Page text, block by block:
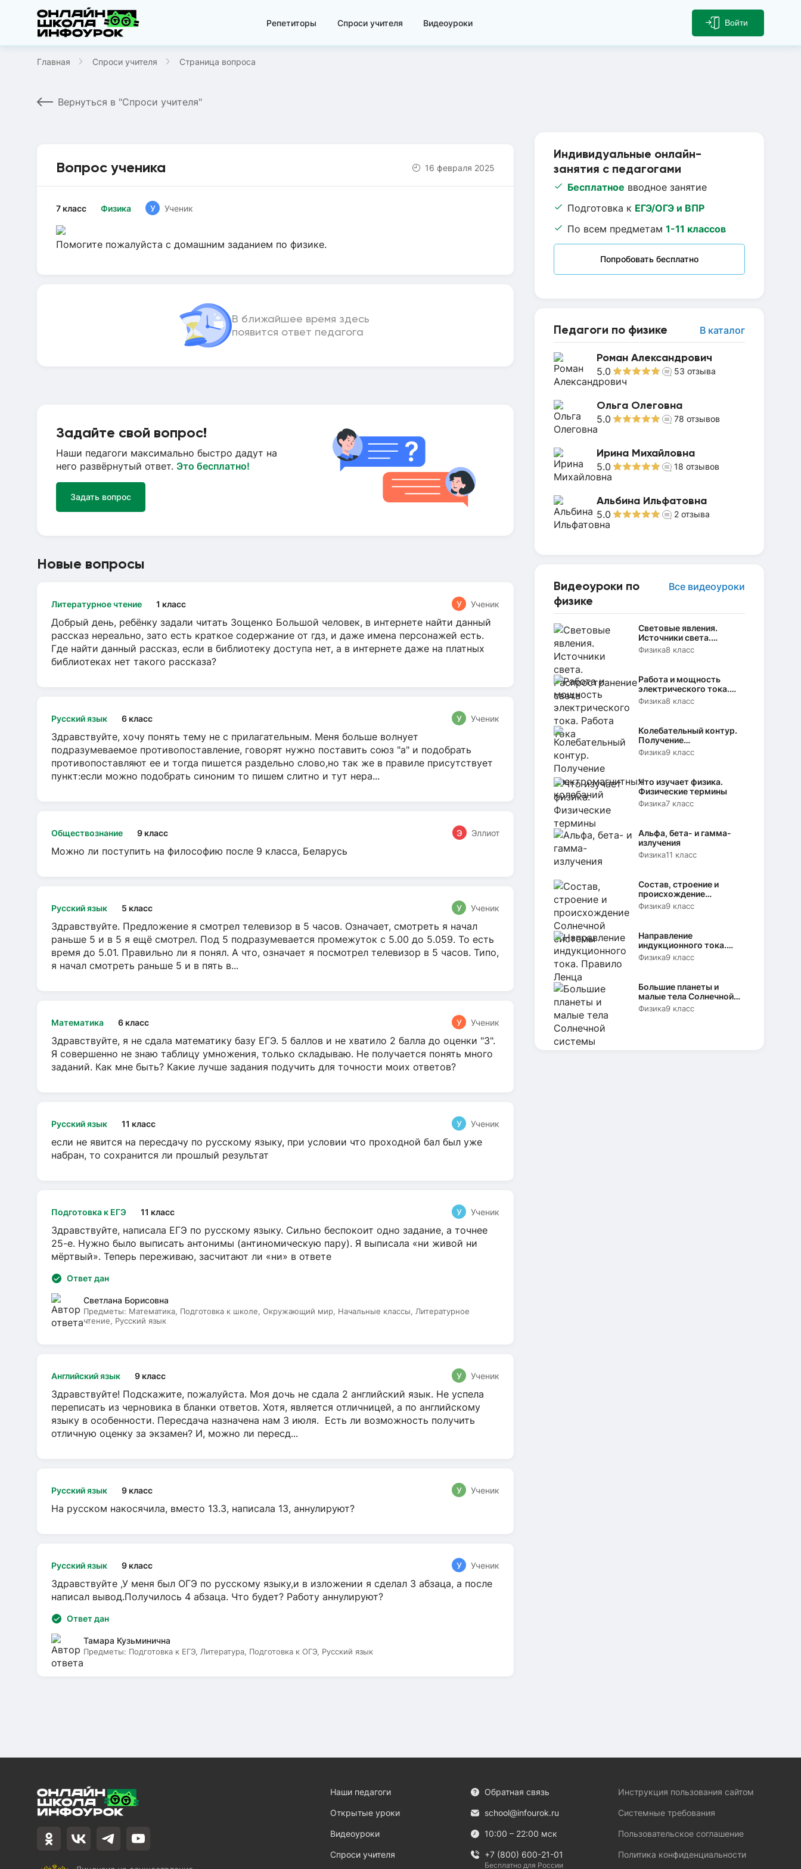
Репетиторы Спроси учителя Видеоуроки Войти
Главная Спроси учителя Страница вопроса
Вернуться в "Спроси учителя"
Индивидуальные онлайн-
занятия с педагогами
Бесплатное вводное занятие
Подготовка к ЕГЭ/ОГЭ и ВПР
По всем предметам 1-11 классов
Попробовать бесплатно
Педагоги по физике В каталог
Роман Александрович
5.0 53 отзыва
Ольга Олеговна
5.0 78 отзывов
Ирина Михайловна
5.0 18 отзывов
Альбина Ильфатовна
5.0 2 отзыва
Видеоуроки по
физике
Все видеоуроки
Световые явления.
Источники света.
Распространение света
Физика8 класс
Работа и мощность
электрического тока.
Работа тока
Физика8 класс
Колебательный контур.
Получение
электромагнитных
колебаний
Физика9 класс
Что изучает физика.
Физические термины
Физика7 класс
Альфа, бета- и гамма-
излучения
Физика11 класс
Состав, строение и
происхождение
Солнечной системы
Физика9 класс
Направление
индукционного тока.
Правило Ленца
Физика9 класс
Большие планеты и
малые тела Солнечной
системы
Физика9 класс
Вопрос ученика 16 февраля 2025
Физика
7 класс У Ученик
Помогите пожалуйста с домашним заданием по физике.
В ближайшее время здесь
появится ответ педагога
Задайте свой вопрос!
Наши педагоги максимально быстро дадут на
него развёрнутый ответ. Это бесплатно!
Задать вопрос
Новые вопросы
Литературное чтение 1 класс У Ученик
Добрый день, ребёнку задали читать Зощенко Большой человек, в интернете найти данный
рассказ нереально, зато есть краткое содержание от гдз, и даже имена персонажей есть.
Где найти данный рассказ, если в библиотеку доступа нет, а в интернете даже на платных
библиотеках нет такого рассказа?
Русский язык 6 класс У Ученик
Здравствуйте, хочу понять тему не с прилагательным. Меня больше волнует
подразумеваемое противопоставление, говорят нужно поставить союз "а" и подобрать
противопоставляют ее и тогда пишется раздельно слово,но так же в правиле присутствует
пункт:если можно подобрать синоним то пишем слитно и тут нера...
Обществознание 9 класс Э Эллиот
Можно ли поступить на философию после 9 класса, Беларусь
Русский язык 5 класс У Ученик
Здравствуйте. Предложение я смотрел телевизор в 5 часов. Означает, смотреть я начал
раньше 5 и в 5 я ещё смотрел. Под 5 подразумевается промежуток с 5.00 до 5.059. То есть
время до 5.01. Правильно ли я понял. А что, означает я посмотрел телевизор в 5 часов. Типо,
я начал смотреть раньше 5 и в пять в...
Математика 6 класс У Ученик
Здравствуйте, я не сдала математику базу ЕГЭ. 5 баллов и не хватило 2 балла до оценки "3".
Я совершенно не знаю таблицу умножения, только складываю. Не получается понять много
заданий. Как мне быть? Какие лучше задания подучить для точности моих ответов?
Русский язык 11 класс У Ученик
если не явится на пересдачу по русскому языку, при условии что проходной бал был уже
набран, то сохранится ли прошлый результат
Подготовка к ЕГЭ 11 класс У Ученик
Здравствуйте, написала ЕГЭ по русскому языку. Сильно беспокоит одно задание, а точнее
25-е. Нужно было выписать антонимы (антиномическую пару). Я выписала «ни живой ни
мёртвый». Теперь переживаю, засчитают ли «ни» в ответе
Ответ дан
Светлана Борисовна
Предметы: Математика, Подготовка к школе, Окружающий мир, Начальные классы, Литературное
чтение, Русский язык
Английский язык 9 класс У Ученик
Здравствуйте! Подскажите, пожалуйста. Моя дочь не сдала 2 английский язык. Не успела
переписать из черновика в бланки ответов. Хотя, является отличницей, а по английскому
языку в особенности. Пересдача назначена нам 3 июля. Есть ли возможность получить
отличную оценку за экзамен? И, можно ли пересд...
Русский язык 9 класс У Ученик
На русском накосячила, вместо 13.3, написала 13, аннулируют?
Русский язык 9 класс У Ученик
Здравствуйте ,У меня был ОГЭ по русскому языку,и в изложении я сделал 3 абзаца, а после
написал вывод.Получилось 4 абзаца. Что будет? Работу аннулируют?
Ответ дан
Тамара Кузьминична
Предметы: Подготовка к ЕГЭ, Литература, Подготовка к ОГЭ, Русский язык
Наши педагоги
Открытые уроки
Видеоуроки
Спроси учителя
Обратная связь
school@infourok.ru
10:00 – 22:00 мск
+7 (800) 600-21-01
Бесплатно для России
Инструкция пользования сайтом
Системные требования
Пользовательское соглашение
Политика конфиденциальности